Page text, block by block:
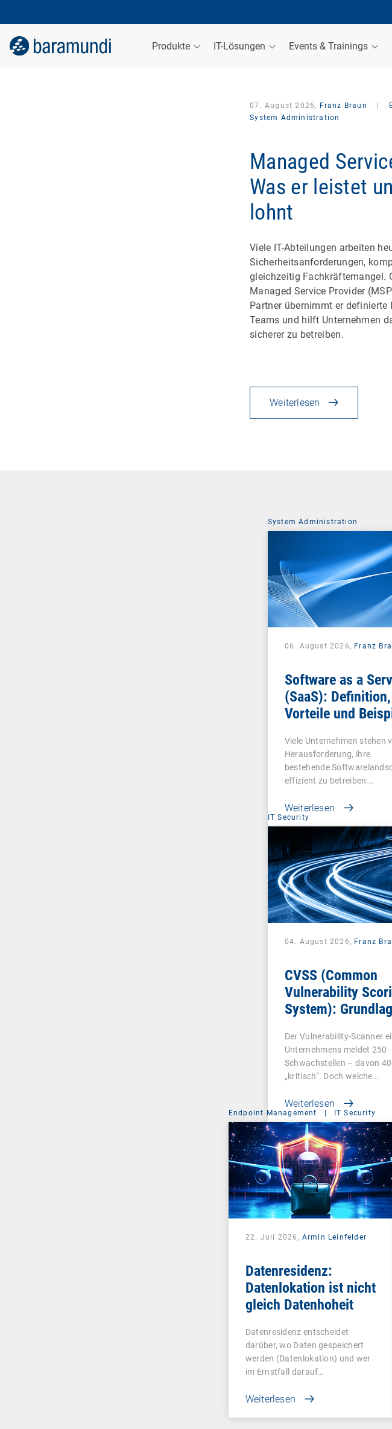
Produkte IT-Lösungen Events & Trainings
07. August 2026, Franz Braun
System Administration
Managed
Was er leistet
lohnt
Viele IT-Abteilungen arbeiten
Sicherheitsanforderungen,
gleichzeitig Fachkräftemangel.
Managed Service Provider
Partner übernimmt er definierte
Teams und hilft Unternehmen
sicherer zu betreiben.
Weiterlesen
System Administration
06. August 2026, Franz
Software as a
(SaaS): Definition,
Vorteile und
Viele Unternehmen stehen
Herausforderung, ihre
bestehende
effizient zu betreiben:…
Weiterlesen
IT Security
04. August 2026, Franz
CVSS (Common
Vulnerability
System):
Der Vulnerability-Scanner
Unternehmens meldet 250
Schwachstellen – davon 40
„kritisch“. Doch welche…
Weiterlesen
Endpoint Management | IT Security
22. Juli 2026, Armin Leinfelder
Datenresidenz:
Datenlokation ist nicht
gleich Datenhoheit
Datenresidenz entscheidet
darüber, wo Daten gespeichert
werden (Datenlokation) und wer
im Ernstfall darauf…
Weiterlesen